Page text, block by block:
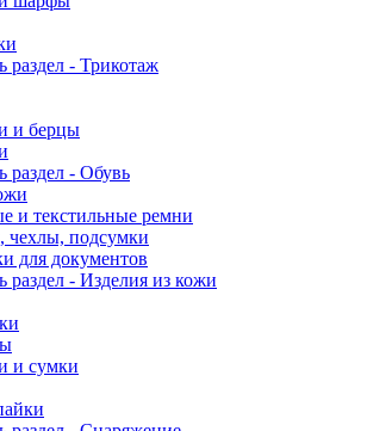
раздел - Трикотаж
и берцы
раздел - Обувь
и текстильные ремни
чехлы, подсумки
для документов
раздел - Изделия из кожи
и сумки